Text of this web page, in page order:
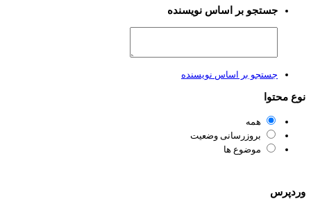
جستجو بر اساس نویسنده
جستجو بر اساس نویسنده
محتوا
همه
بروزرسانی وضعیت
موضوع ها